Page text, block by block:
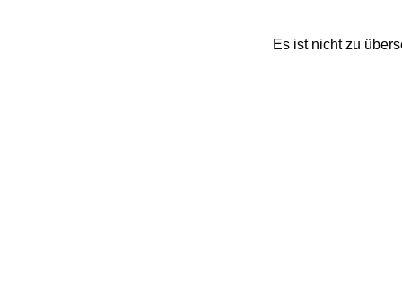
Es ist nicht zu